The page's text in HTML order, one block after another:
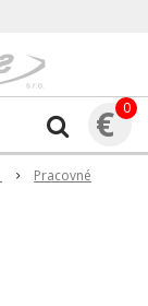
€ 0
Pracovné